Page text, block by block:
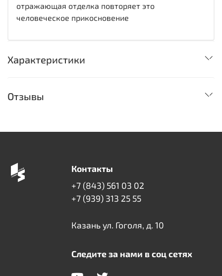
отражающая отделка повторяет это
человеческое прикосновение
Характеристики
Отзывы
Контакты
+7 (843) 561 03 02
+7 (939) 313 25 55
Казань ул. Гоголя, д. 10
Следите за нами в соц сетях